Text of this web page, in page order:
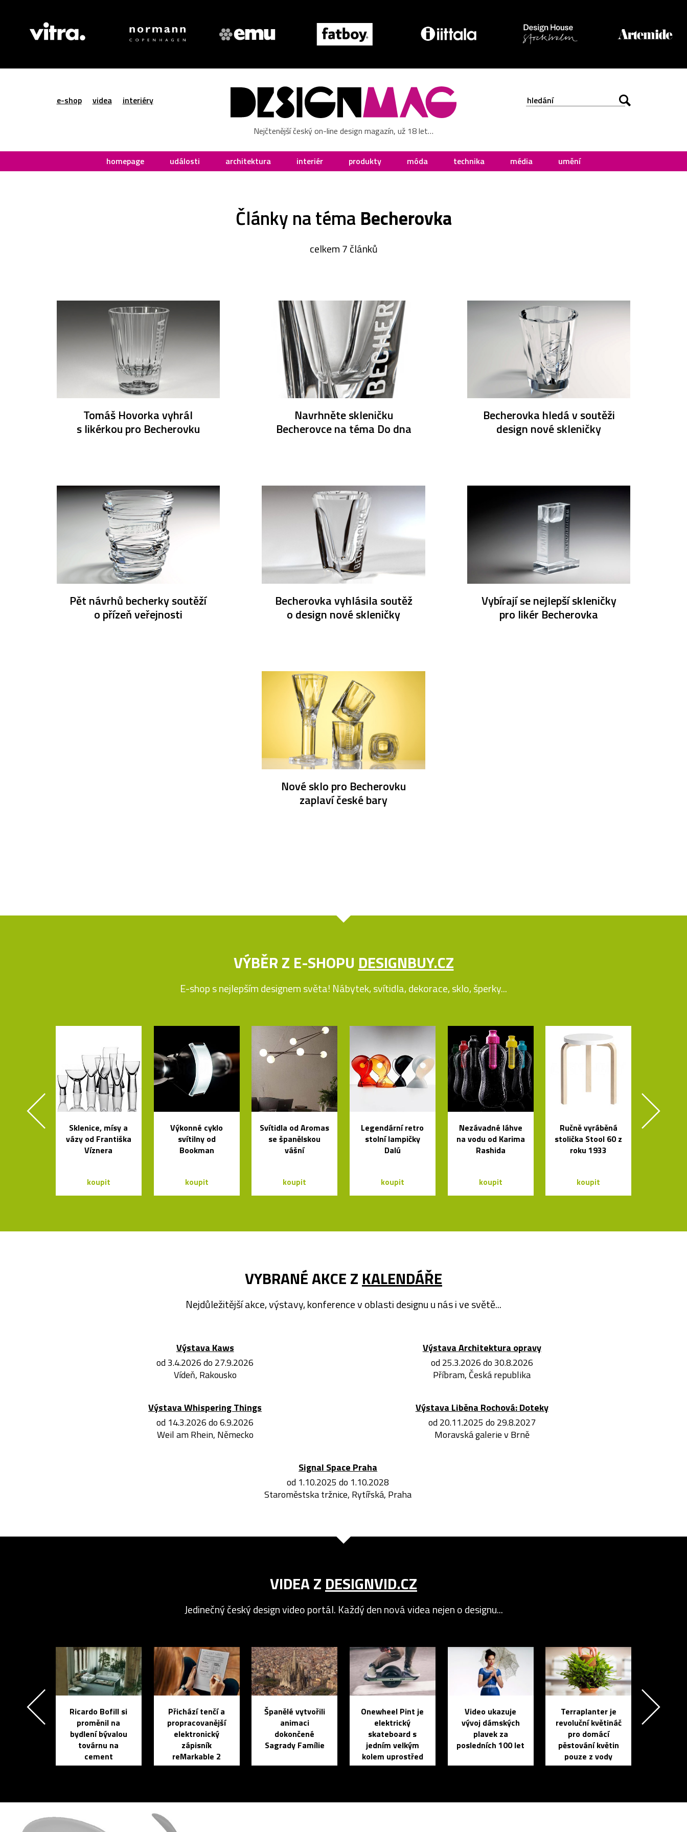
e-shop videa interiéry
Nejčtenější český on-line design magazín, už 18 let…
homepage události architektura interiér produkty móda technika média umění
Články na téma Becherovka
celkem 7 článků
Tomáš Hovorka vyhrál
s likérkou pro Becherovku
Navrhněte skleničku
Becherovce na téma Do dna
Becherovka hledá v soutěži
design nové skleničky
Pět návrhů becherky soutěží
o přízeň veřejnosti
Becherovka vyhlásila soutěž
o design nové skleničky
Vybírají se nejlepší skleničky
pro likér Becherovka
Nové sklo pro Becherovku
zaplaví české bary
VÝBĚR Z E-SHOPU DESIGNBUY.CZ
E-shop s nejlepším designem světa! Nábytek, svítidla, dekorace, sklo, šperky...
Sklenice, mísy a
vázy od Františka
Víznera
koupit
Výkonné cyklo
svítilny od
Bookman
koupit
Svítidla od Aromas
se španělskou
vášní
koupit
Legendární retro
stolní lampičky
Dalú
koupit
Nezávadné láhve
na vodu od Karima
Rashida
koupit
Ručně vyráběná
stolička Stool 60 z
roku 1933
koupit
VYBRANÉ AKCE Z KALENDÁŘE
Nejdůležitější akce, výstavy, konference v oblasti designu u nás i ve světě...
Výstava Kaws
od 3.4.2026 do 27.9.2026
Vídeň, Rakousko
Výstava Architektura opravy
od 25.3.2026 do 30.8.2026
Příbram, Česká republika
Výstava Whispering Things
od 14.3.2026 do 6.9.2026
Weil am Rhein, Německo
Výstava Liběna Rochová: Doteky
od 20.11.2025 do 29.8.2027
Moravská galerie v Brně
Signal Space Praha
od 1.10.2025 do 1.10.2028
Staroměstska tržnice, Rytířská, Praha
VIDEA Z DESIGNVID.CZ
Jedinečný český design video portál. Každý den nová videa nejen o designu...
Ricardo Bofill si
proměnil na
bydlení bývalou
továrnu na
cement
Přichází tenčí a
propracovanější
elektronický
zápisník
reMarkable 2
Španělé vytvořili
animaci
dokončené
Sagrady Famílie
Onewheel Pint je
elektrický
skateboard s
jedním velkým
kolem uprostřed
Video ukazuje
vývoj dámských
plavek za
posledních 100 let
Terraplanter je
revoluční květináč
pro domácí
pěstování květin
pouze z vody